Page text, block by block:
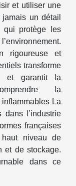
et utiliser une
un détail
qui protège les
rigoureuse et
transforme
et garantit la
la
La
dans l’industrie
françaises
haut niveau de
et de stockage.
dans ce